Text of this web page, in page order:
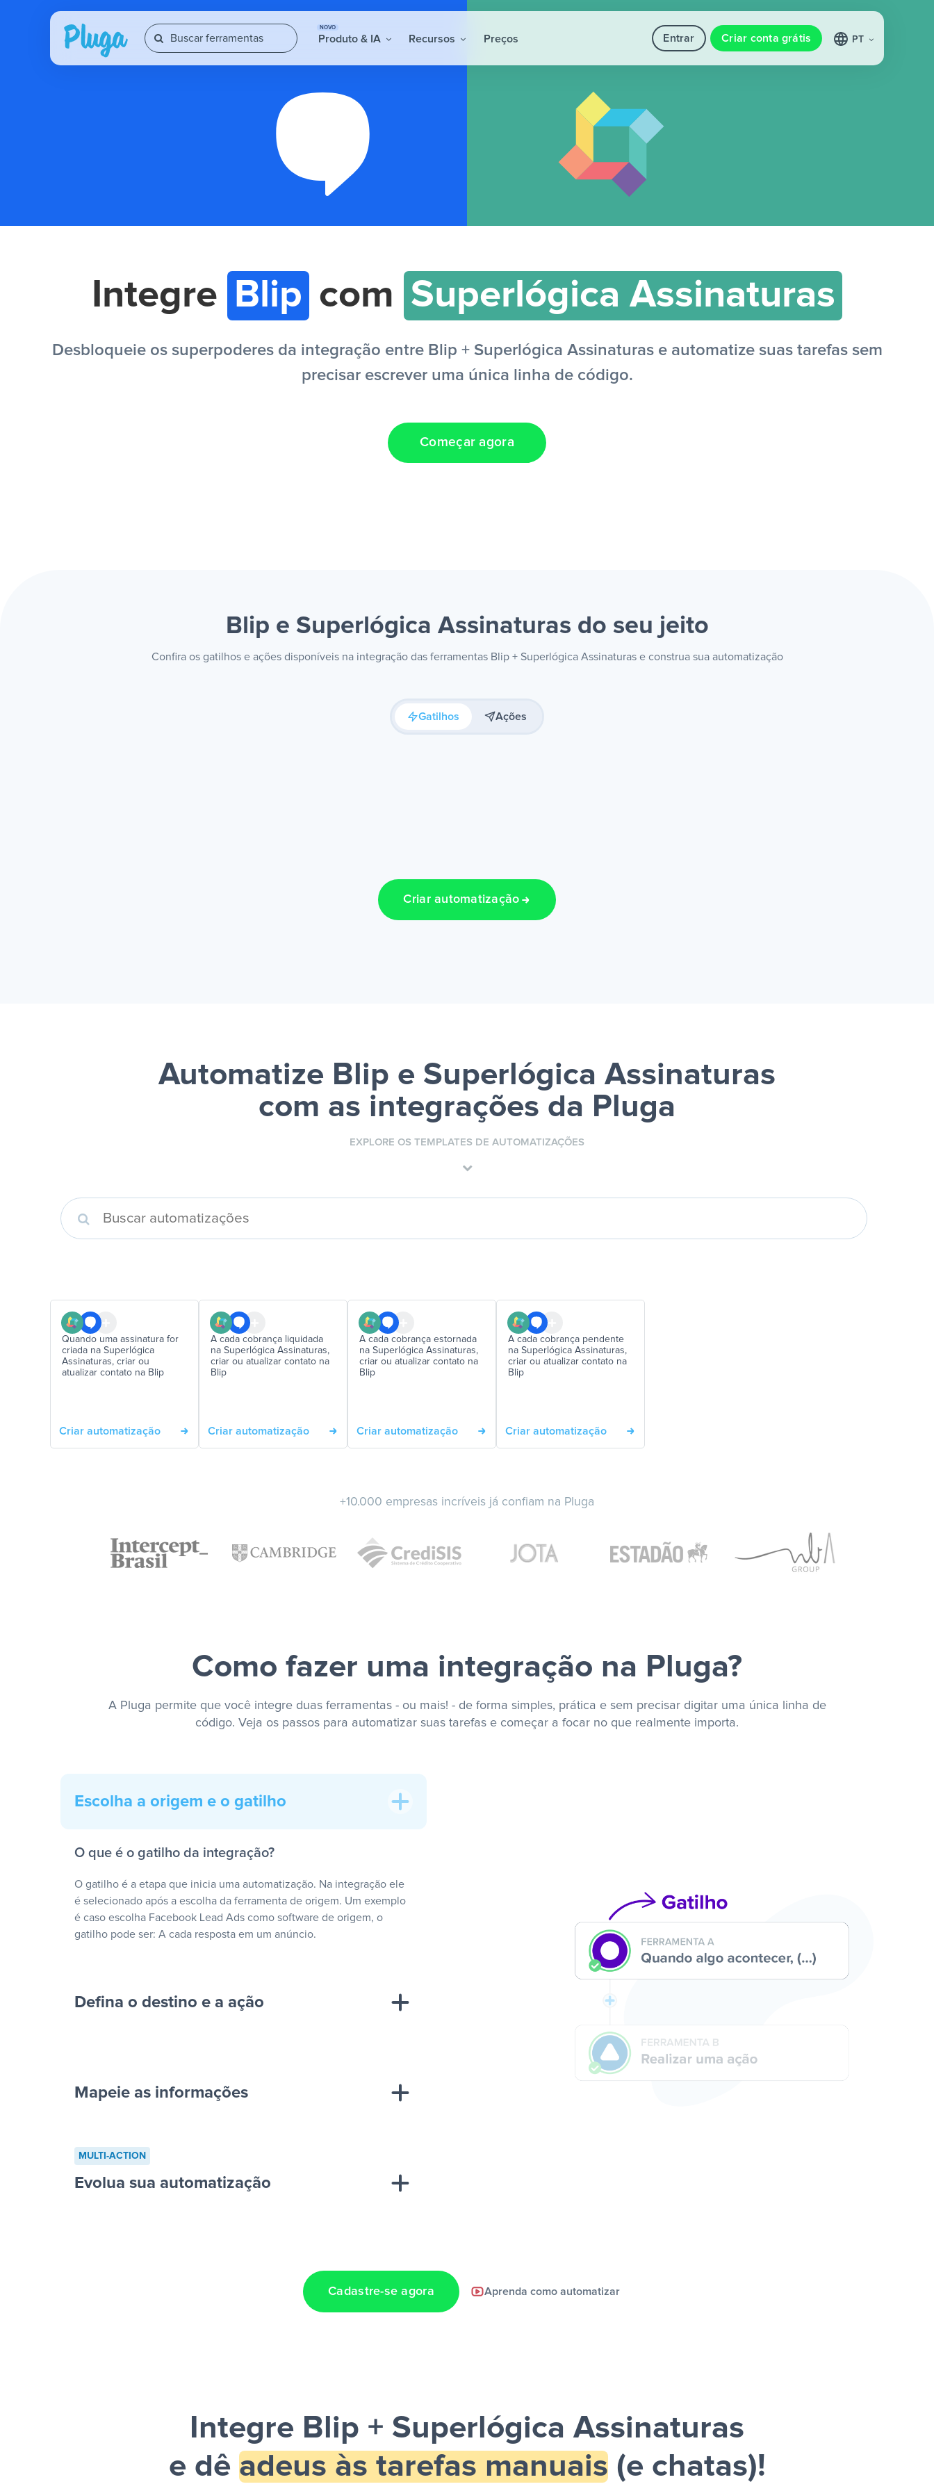
NOVO
Produto & IA Recursos Preços Entrar Criar conta grátis PT
Integre Blip com Superlógica Assinaturas
Desbloqueie os superpoderes da integração entre Blip + Superlógica Assinaturas e automatize suas tarefas sem
precisar escrever uma única linha de código.
Começar agora
Blip e Superlógica Assinaturas do seu jeito
Confira os gatilhos e ações disponíveis na integração das ferramentas Blip + Superlógica Assinaturas e construa sua automatização
Gatilhos Ações
Criar automatização
Automatize Blip e Superlógica Assinaturas
com as integrações da Pluga
EXPLORE OS TEMPLATES DE AUTOMATIZAÇÕES
Quando uma assinatura for
criada na Superlógica
Assinaturas, criar ou
atualizar contato na Blip
Criar automatização
A cada cobrança liquidada
na Superlógica Assinaturas,
criar ou atualizar contato na
Blip
Criar automatização
A cada cobrança estornada
na Superlógica Assinaturas,
criar ou atualizar contato na
Blip
Criar automatização
A cada cobrança pendente
na Superlógica Assinaturas,
criar ou atualizar contato na
Blip
Criar automatização
+10.000 empresas incríveis já confiam na Pluga
Como fazer uma integração na Pluga?
A Pluga permite que você integre duas ferramentas - ou mais! - de forma simples, prática e sem precisar digitar uma única linha de
código. Veja os passos para automatizar suas tarefas e começar a focar no que realmente importa.
Escolha a origem e o gatilho
O que é o gatilho da integração?
O gatilho é a etapa que inicia uma automatização. Na integração ele
é selecionado após a escolha da ferramenta de origem. Um exemplo
é caso escolha Facebook Lead Ads como software de origem, o
gatilho pode ser: A cada resposta em um anúncio.
Defina o destino e a ação
cada resposta em um anúncio”
“Adicionar dados em uma nova linha de uma
planilha”
Mapeie as informações
MULTI-ACTION
Evolua sua automatização
e uma notificação ser
Cadastre-se agora Aprenda como automatizar
Integre Blip + Superlógica Assinaturas
e dê adeus às tarefas manuais (e chatas)!